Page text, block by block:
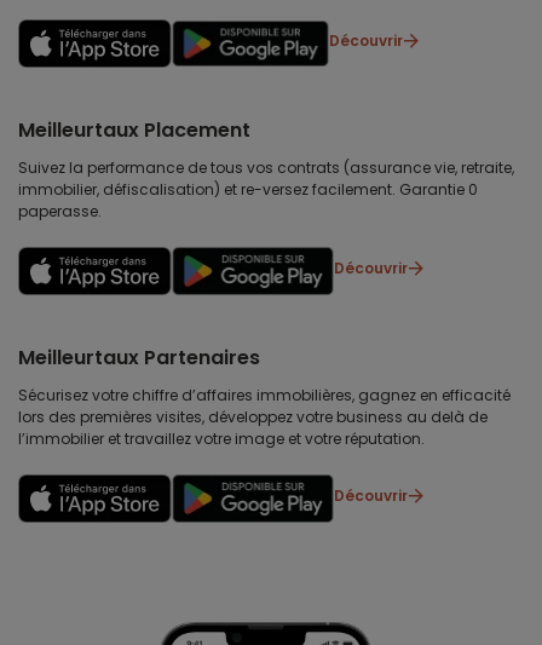
Découvrir
Meilleurtaux Placement
Suivez la performance de tous vos contrats (assurance vie, retraite,
immobilier, défiscalisation) et re-versez facilement. Garantie 0
paperasse.
Découvrir
Meilleurtaux Partenaires
Sécurisez votre chiffre d’affaires immobilières, gagnez en efficacité
lors des premières visites, développez votre business au delà de
l’immobilier et travaillez votre image et votre réputation.
Découvrir